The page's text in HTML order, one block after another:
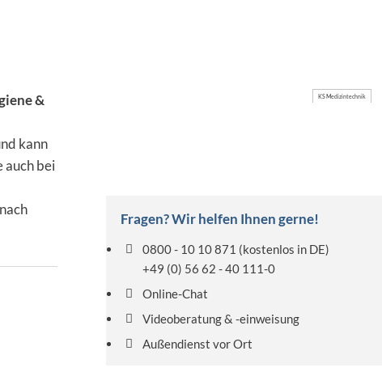
&
kann
auch bei
KS Medizintechnik
Fragen? Wir helfen Ihnen gerne!
0800 - 10 10 871 (kostenlos in DE)
+49 (0) 56 62 - 40 111-0
Online-Chat
Videoberatung & -einweisung
Außendienst vor Ort